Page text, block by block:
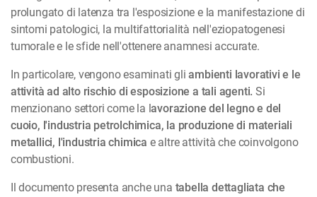
prolungato di latenza tra l'esposizione e la manifestazione di
sintomi patologici, la multifattorialità nell'eziopatogenesi
tumorale e le sfide nell'ottenere anamnesi accurate.
In particolare, vengono esaminati gliambienti lavorativi e le
attività ad alto rischio di esposizione a tali agenti. Si
menzionano settori come la lavorazione del legno e del
cuoio, l'industria petrolchimica, la produzione di materiali
metallici, l'industria chimica e altre attività che coinvolgono
combustioni.
Il documento presenta anche una tabella dettagliata che